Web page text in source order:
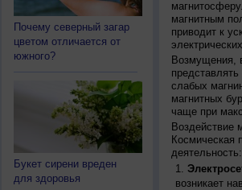
Почему северный загар
цветом отличается от
южного?
Букет сирени вреден
для здоровья
магнитным
приводит к
Возмущения,
слабых
магнитных
чаще при
Воздействие
Космическая
деятельность:
возникает